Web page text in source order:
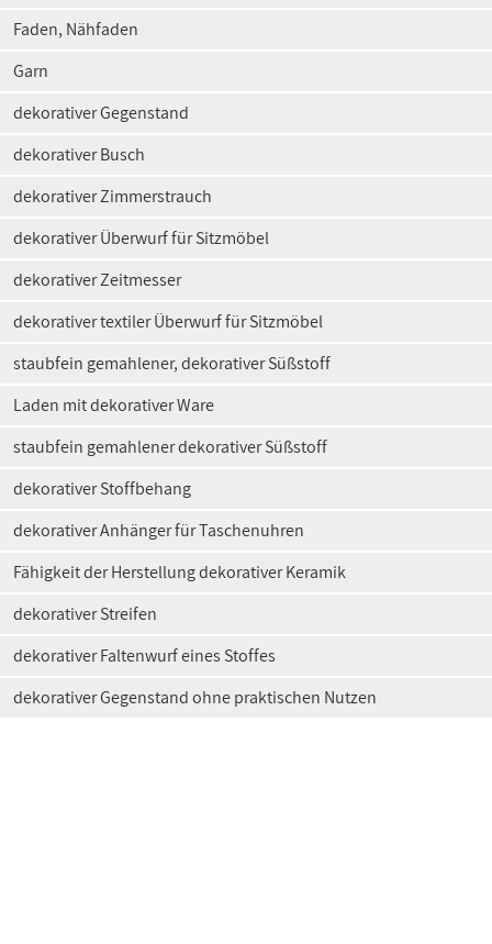
Faden, Nähfaden
Garn
dekorativer Gegenstand
dekorativer Busch
dekorativer Zimmerstrauch
dekorativer Überwurf für Sitzmöbel
dekorativer Zeitmesser
dekorativer textiler Überwurf für Sitzmöbel
staubfein gemahlener, dekorativer Süßstoff
Laden mit dekorativer Ware
staubfein gemahlener dekorativer Süßstoff
dekorativer Stoffbehang
dekorativer Anhänger für Taschenuhren
Fähigkeit der Herstellung dekorativer Keramik
dekorativer Streifen
dekorativer Faltenwurf eines Stoffes
dekorativer Gegenstand ohne praktischen Nutzen